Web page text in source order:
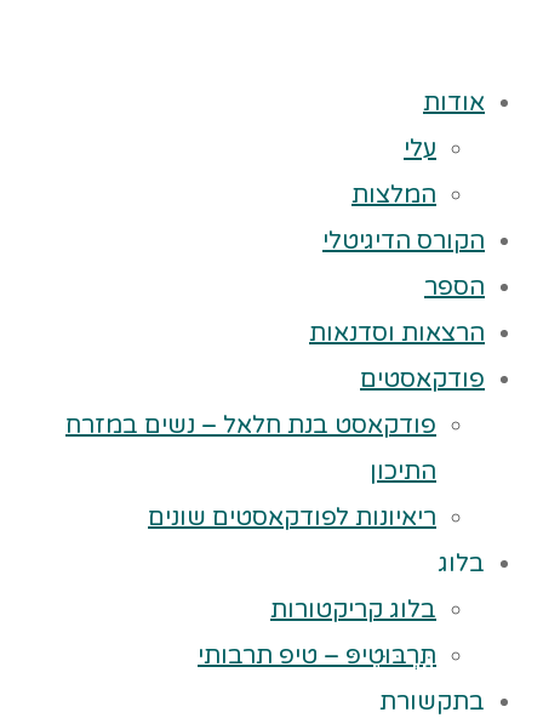
אודות
עלי
המלצות
הקורס הדיגיטלי
הספר
הרצאות וסדנאות
פודקאסטים
פודקאסט בנת חלאל – נשים במזרח
התיכון
ריאיונות לפודקאסטים שונים
בלוג
בלוג קריקטורות
תַּרְבּוּטִיפּ – טיפ תרבותי
בתקשורת